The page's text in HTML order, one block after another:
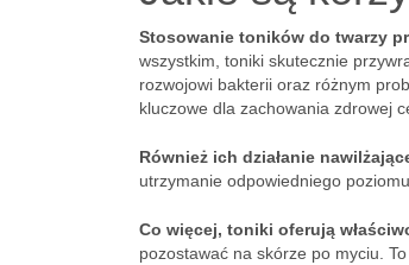
Stosowanie toników do twarzy
wszystkim, toniki skutecznie
rozwojowi bakterii oraz różnym
kluczowe dla zachowania zdrowej
Również ich działanie
utrzymanie odpowiedniego
Co więcej, toniki oferują
pozostawać na skórze po myciu.